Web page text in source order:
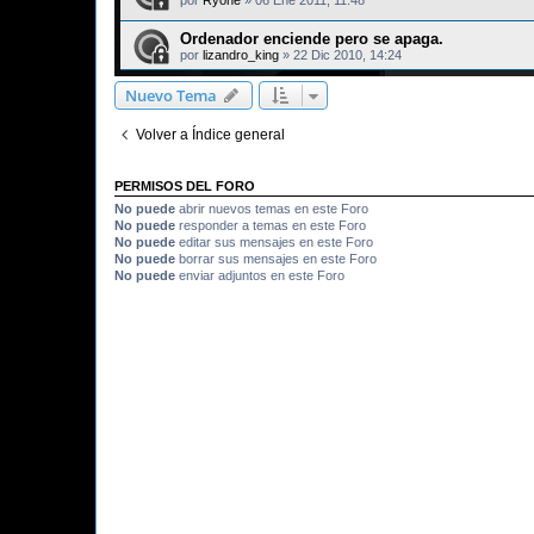
Ordenador enciende pero se apaga.
por lizandro_king » 22 Dic 2010, 14:24
Nuevo Tema
Volver a Índice general
PERMISOS DEL FORO
No puede abrir nuevos temas en este Foro
No puede responder a temas en este Foro
No puede editar sus mensajes en este Foro
No puede borrar sus mensajes en este Foro
No puede enviar adjuntos en este Foro